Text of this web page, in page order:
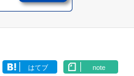
はてブ note